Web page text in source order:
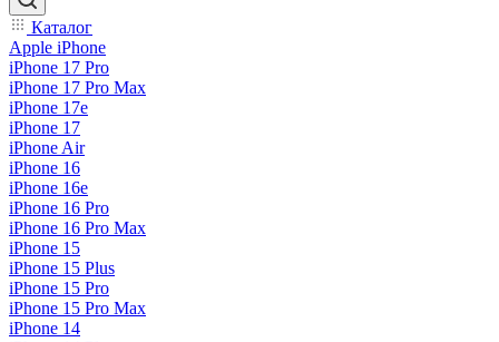
Каталог
Apple iPhone
iPhone 17 Pro
iPhone 17 Pro Max
iPhone 17e
iPhone 17
iPhone Air
iPhone 16
iPhone 16e
iPhone 16 Pro
iPhone 16 Pro Max
iPhone 15
iPhone 15 Plus
iPhone 15 Pro
iPhone 15 Pro Max
iPhone 14